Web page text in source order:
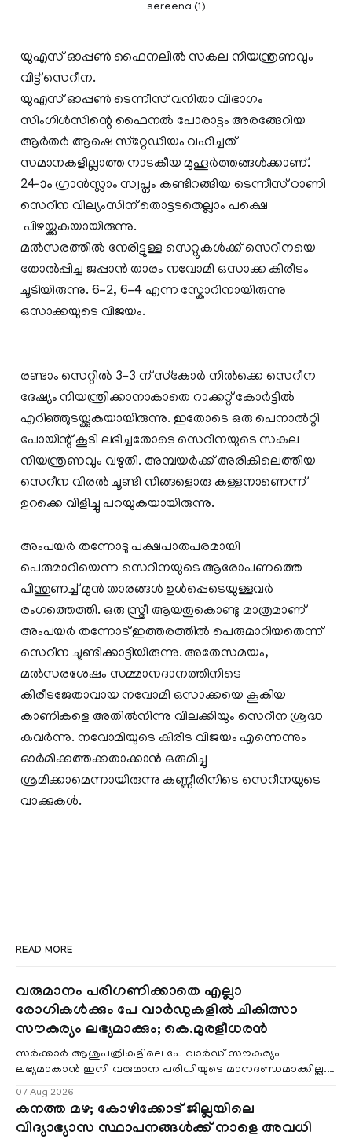
sereena (1)
യുഎസ് ഓപ്പണ്‍ ഫൈനലില്‍ സകല നിയന്ത്രണവും
വിട്ട് സെറീന.
യുഎസ് ഓപ്പണ്‍ ടെന്നീസ് വനിതാ വിഭാഗം
സിംഗിള്‍സിന്റെ ഫൈനല്‍ പോരാട്ടം അരങ്ങേറിയ
ആര്‍തര്‍ ആഷെ സ്‌റ്റേഡിയം വഹിച്ചത്
സമാനകളില്ലാത്ത നാടകീയ മുഹൂര്‍ത്തങ്ങള്‍ക്കാണ്.
24-ാം ഗ്രാന്‍സ്ലാം സ്വപ്നം കണ്ടിറങ്ങിയ ടെന്നീസ് റാണി
സെറീന വില്യംസിന് തൊട്ടടതെല്ലാം പക്ഷെ
പിഴയ്ക്കുകയായിരുന്നു.
മൽസരത്തിൽ നേരിട്ടുള്ള സെറ്റുകൾക്ക് സെറീനയെ
തോൽപ്പിച്ച ജപ്പാൻ താരം നവോമി ഒസാക്ക കിരീടം
ചൂടിയിരുന്നു. 6–2, 6–4 എന്ന സ്കോറിനായിരുന്നു
ഒസാക്കയുടെ വിജയം.
രണ്ടാം സെറ്റില്‍ 3-3 ന് സ്‌കോര്‍ നില്‍ക്കെ സെറീന
ദേഷ്യം നിയന്ത്രിക്കാനാകാതെ റാക്കറ്റ് കോര്‍ട്ടില്‍
എറിഞ്ഞുടയ്ക്കുകയായിരുന്നു. ഇതോടെ ഒരു പെനാല്‍റ്റി
പോയിന്റ് കൂടി ലഭിച്ചതോടെ സെറീനയുടെ സകല
നിയന്ത്രണവും വഴുതി. അമ്പയര്‍ക്ക് അരികിലെത്തിയ
സെറീന വിരല്‍ ചൂണ്ടി നിങ്ങളൊരു കള്ളനാണെന്ന്
ഉറക്കെ വിളിച്ചു പറയുകയായിരുന്നു.
അംപയർ തന്നോടു പക്ഷപാതപരമായി
പെരുമാറിയെന്ന സെറീനയുടെ ആരോപണത്തെ
പിന്തുണച്ച് മുൻ താരങ്ങൾ ഉൾപ്പെടെയുള്ളവർ
രംഗത്തെത്തി. ഒരു സ്ത്രീ ആയതുകൊണ്ടു മാത്രമാണ്
അംപയർ തന്നോട് ഇത്തരത്തിൽ പെരുമാറിയതെന്ന്
സെറീന ചൂണ്ടിക്കാട്ടിയിരുന്നു. അതേസമയം,
മൽസരശേഷം സമ്മാനദാനത്തിനിടെ
കിരീടജേതാവായ നവോമി ഒസാക്കയെ കൂകിയ
കാണികളെ അതിൽനിന്നു വിലക്കിയും സെറീന ശ്രദ്ധ
കവർന്നു. നവോമിയുടെ കിരീട വിജയം എന്നെന്നും
ഓർമിക്കത്തക്കതാക്കാൻ ഒരുമിച്ചു
ശ്രമിക്കാമെന്നായിരുന്നു കണ്ണീരിനിടെ സെറീനയുടെ
വാക്കുകൾ.
READ MORE
വരുമാനം പരിഗണിക്കാതെ എല്ലാ
രോഗികൾക്കും പേ വാർഡുകളിൽ ചികിത്സാ
സൗകര്യം ലഭ്യമാക്കും; കെ.മുരളീധരൻ
സർക്കാർ ആശുപത്രികളിലെ പേ വാർഡ് സൗകര്യം
ലഭ്യമാകാൻ ഇനി വരുമാന പരിധിയുടെ മാനദണ്ഡമാക്കില്ല.
07 Aug 2026
കനത്ത മഴ; കോഴിക്കോട് ജില്ലയിലെ
വിദ്യാഭ്യാസ സ്ഥാപനങ്ങൾക്ക് നാളെ അവധി